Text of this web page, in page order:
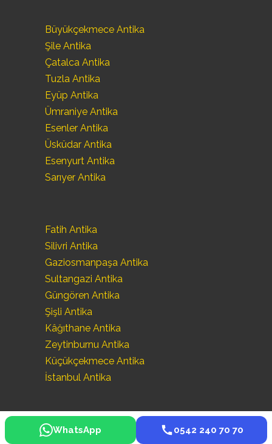
Büyükçekmece Antika
Şile Antika
Çatalca Antika
Tuzla Antika
Eyüp Antika
Ümraniye Antika
Esenler Antika
Üsküdar Antika
Esenyurt Antika
Sarıyer Antika
Fatih Antika
Silivri Antika
Gaziosmanpaşa Antika
Sultangazi Antika
Güngören Antika
Şişli Antika
Kâğıthane Antika
Zeytinburnu Antika
Küçükçekmece Antika
İstanbul Antika
©
WhatsApp 0542 240 70 70